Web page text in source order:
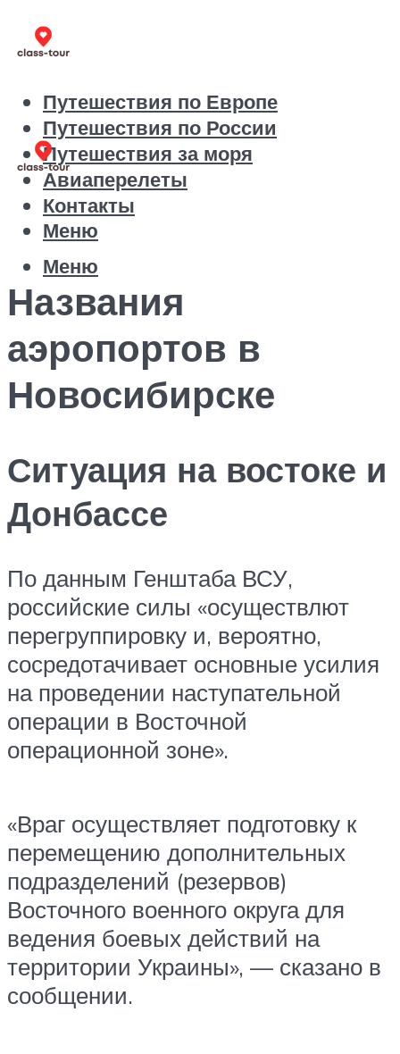
Путешествия по Европе
Путешествия по России
Путешествия за моря
Авиаперелеты
Контакты
Меню
Меню
Названия
аэропортов в
Новосибирске
Ситуация на востоке и
Донбассе
По данным Генштаба ВСУ,
российские силы «осуществлют
перегруппировку и, вероятно,
сосредотачивает основные усилия
на проведении наступательной
операции в Восточной
операционной зоне».
«Враг осуществляет подготовку к
перемещению дополнительных
подразделений (резервов)
Восточного военного округа для
ведения боевых действий на
территории Украины», — сказано в
сообщении.